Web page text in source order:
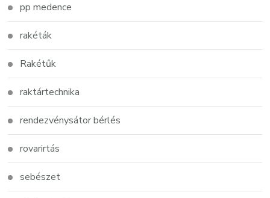
pp medence
rakéták
Rakétűk
raktártechnika
rendezvénysátor bérlés
rovarirtás
sebészet